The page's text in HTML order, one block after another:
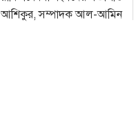
আশিকুর, সম্পাদক আল-আমিন